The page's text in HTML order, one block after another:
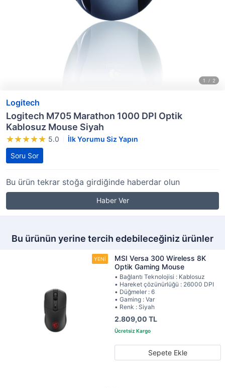
Logitech
Logitech M705 Marathon 1000 DPI Optik
Kablosuz Mouse Siyah
5.0
İlk Yorumu Siz Yapın
Soru Sor
Bu ürün tekrar stoğa girdiğinde haberdar olun
Haber Ver
Bu ürünün yerine tercih edebileceğiniz ürünler
MSI Versa 300 Wireless 8K
Optik Gaming Mouse
• Bağlantı Teknolojisi : Kablosuz
• Hareket çözünürlüğü : 26000 DPI
• Düğmeler : 6
• Gaming : Var
• Renk : Siyah
2.809,00 TL
Sepete Ekle